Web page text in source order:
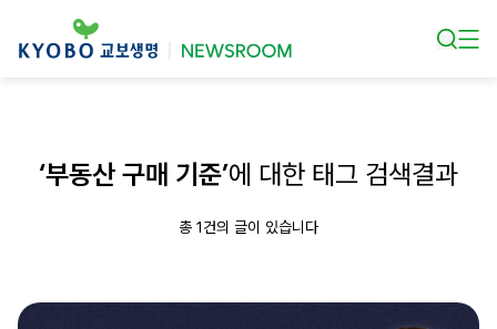
‘부동산 구매 기준’에 대한 태그 검색결과
총 1건의 글이 있습니다